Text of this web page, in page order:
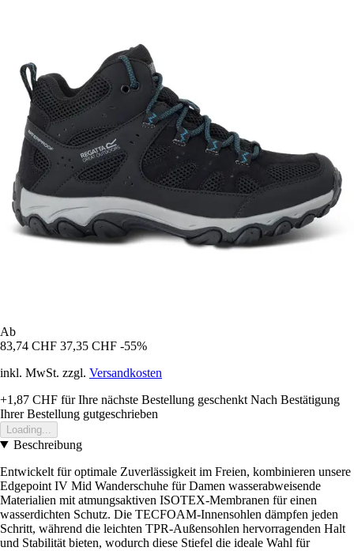
Ab
83,74 CHF 37,35 CHF -55%
inkl. MwSt. zzgl. Versandkosten
+1,87 CHF für Ihre nächste Bestellung geschenkt Nach Bestätigung
Ihrer Bestellung gutgeschrieben
Loading...
Beschreibung
Entwickelt für optimale Zuverlässigkeit im Freien, kombinieren unsere
Edgepoint IV Mid Wanderschuhe für Damen wasserabweisende
Materialien mit atmungsaktiven ISOTEX-Membranen für einen
wasserdichten Schutz. Die TECFOAM-Innensohlen dämpfen jeden
Schritt, während die leichten TPR-Außensohlen hervorragenden Halt
und Stabilität bieten, wodurch diese Stiefel die ideale Wahl für